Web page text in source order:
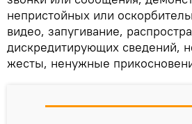
непристойных или
видео, запугивание,
дискредитирующих сведений,
жесты, ненужные